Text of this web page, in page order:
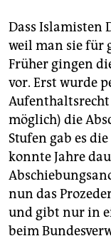
Dass Islamisten
weil man sie für
Früher gingen
vor. Erst wurde
möglich) die
Stufen gab es
konnte Jahre
nun das
und gibt nur in
beim